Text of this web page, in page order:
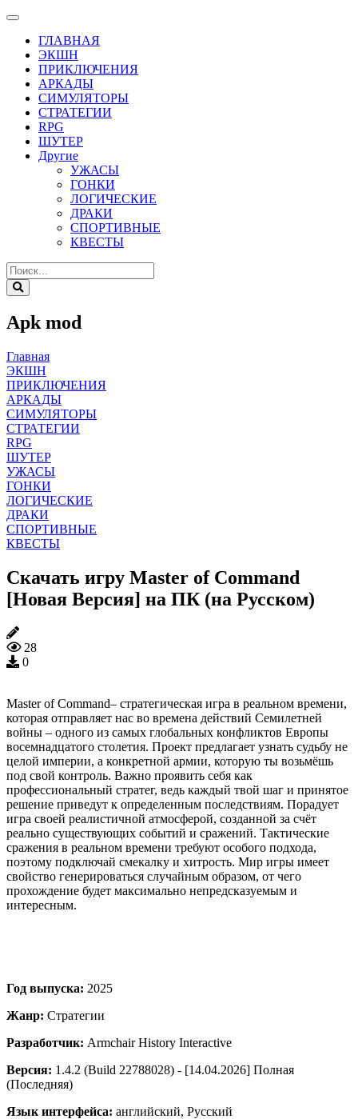
ГЛАВНАЯ
ЭКШН
ПРИКЛЮЧЕНИЯ
АРКАДЫ
СИМУЛЯТОРЫ
СТРАТЕГИИ
RPG
ШУТЕР
Другие
УЖАСЫ
ГОНКИ
ЛОГИЧЕСКИЕ
ДРАКИ
СПОРТИВНЫЕ
КВЕСТЫ
Apk mod
Главная
ЭКШН
ПРИКЛЮЧЕНИЯ
АРКАДЫ
СИМУЛЯТОРЫ
СТРАТЕГИИ
RPG
ШУТЕР
УЖАСЫ
ГОНКИ
ЛОГИЧЕСКИЕ
ДРАКИ
СПОРТИВНЫЕ
КВЕСТЫ
Скачать игру Master of Command
[Новая Версия] на ПК (на Русском)
28
0
Master of Command– стратегическая игра в реальном времени,
которая отправляет нас во времена действий Семилетней
войны – одного из самых глобальных конфликтов Европы
восемнадцатого столетия. Проект предлагает узнать судьбу не
целой империи, а конкретной армии, которую ты возьмёшь
под свой контроль. Важно проявить себя как
профессиональный стратег, ведь каждый твой шаг и принятое
решение приведут к определенным последствиям. Порадует
игра своей реалистичной атмосферой, созданной за счёт
реально существующих событий и сражений. Тактические
сражения в реальном времени требуют особого подхода,
поэтому подключай смекалку и хитрость. Мир игры имеет
свойство генерироваться случайным образом, от чего
прохождение будет максимально непредсказуемым и
интересным.
Год выпуска: 2025
Жанр: Стратегии
Разработчик: Armchair History Interactive
Версия: 1.4.2 (Build 22788028) - [14.04.2026] Полная
(Последняя)
Язык интерфейса: английский, Русский